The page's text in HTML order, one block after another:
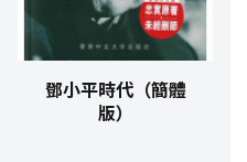
鄧小平時代（簡體
版）